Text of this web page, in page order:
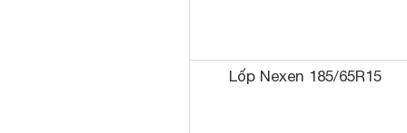
Lốp Nexen 185/65R15